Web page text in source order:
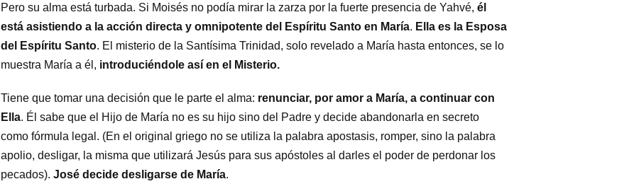
Pero su alma está turbada. Si Moisés no podía mirar la zarza por la fuerte presencia de Yahvé, él
está asistiendo a la acción directa y omnipotente del Espíritu Santo en María. Ella es la Esposa
del Espíritu Santo. El misterio de la Santísima Trinidad, solo revelado a María hasta entonces, se lo
muestra María a él, introduciéndole así en el Misterio.
Tiene que tomar una decisión que le parte el alma: renunciar, por amor a María, a continuar con
Ella. Él sabe que el Hijo de María no es su hijo sino del Padre y decide abandonarla en secreto
como fórmula legal. (En el original griego no se utiliza la palabra apostasis, romper, sino la palabra
apolio, desligar, la misma que utilizará Jesús para sus apóstoles al darles el poder de perdonar los
pecados). José decide desligarse de María.